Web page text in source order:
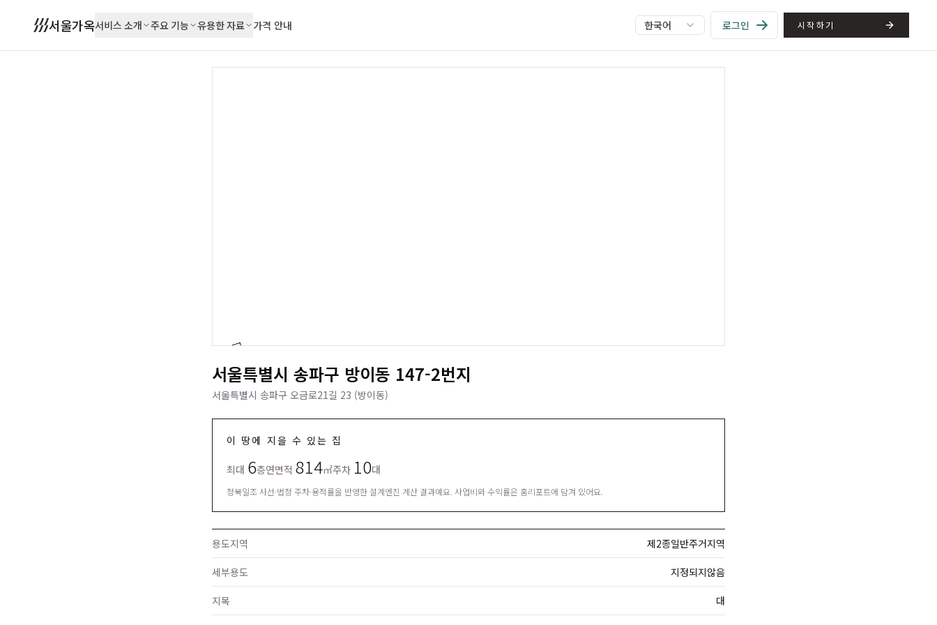
서울가옥서비스 소개 주요 기능 유용한 자료 가격 안내 한국어 로그인 시작하기
서울특별시 송파구 방이동 147-2번지
서울특별시 송파구 오금로21길 23 (방이동)
이 땅에 지을 수 있는 집
최대 6층연면적 814㎡주차 10대
정북일조 사선·법정 주차·용적률을 반영한 설계엔진 계산 결과예요. 사업비와 수익률은 홈리포트에 담겨 있어요.
용도지역 제2종일반주거지역
세부용도 지정되지않음
지목 대